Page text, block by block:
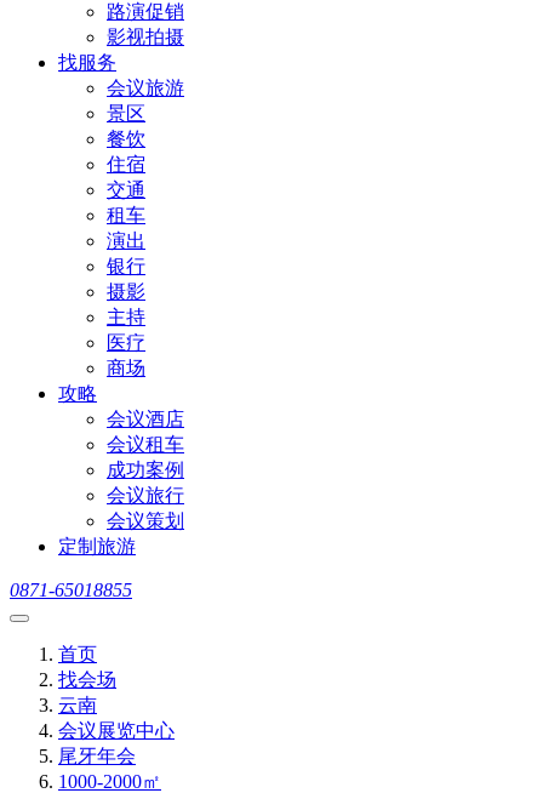
路演促销
影视拍摄
找服务
会议旅游
景区
餐饮
住宿
交通
租车
演出
银行
摄影
主持
医疗
商场
攻略
会议酒店
会议租车
成功案例
会议旅行
会议策划
定制旅游
0871-65018855
首页
找会场
云南
会议展览中心
尾牙年会
1000-2000㎡